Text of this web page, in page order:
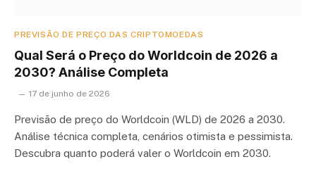
PREVISÃO DE PREÇO DAS CRIPTOMOEDAS
Qual Será o Preço do Worldcoin de 2026 a
2030? Análise Completa
17 de junho de 2026
Previsão de preço do Worldcoin (WLD) de 2026 a 2030.
Análise técnica completa, cenários otimista e pessimista.
Descubra quanto poderá valer o Worldcoin em 2030.